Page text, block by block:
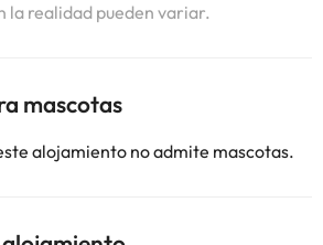
la realidad pueden variar.
mascotas
alojamiento no admite mascotas.